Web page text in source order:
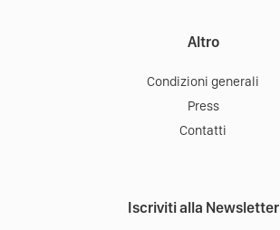
Altro
Condizioni generali
Press
Contatti
Iscriviti alla Newsletter